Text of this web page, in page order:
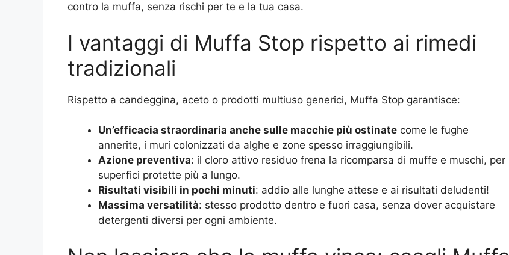
contro la muffa, senza rischi per te e la tua casa.
I vantaggi di Muffa Stop rispetto ai rimedi
tradizionali
Rispetto a candeggina, aceto o prodotti multiuso generici, Muffa Stop garantisce:
Un’efficacia straordinaria anche sulle macchie più ostinate come le fughe
annerite, i muri colonizzati da alghe e zone spesso irraggiungibili.
Azione preventiva: il cloro attivo residuo frena la ricomparsa di muffe e muschi, per
superfici protette più a lungo.
Risultati visibili in pochi minuti: addio alle lunghe attese e ai risultati deludenti!
Massima versatilità: stesso prodotto dentro e fuori casa, senza dover acquistare
detergenti diversi per ogni ambiente.